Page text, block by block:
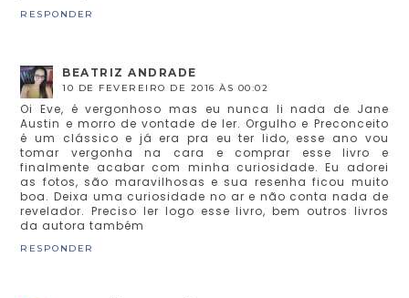
RESPONDER
BEATRIZ ANDRADE
10 DE FEVEREIRO DE 2016 ÀS 00:02
Oi Eve, é vergonhoso mas eu nunca li nada de Jane
Austin e morro de vontade de ler. Orgulho e Preconceito
é um clássico e já era pra eu ter lido, esse ano vou
tomar vergonha na cara e comprar esse livro e
finalmente acabar com minha curiosidade. Eu adorei
as fotos, são maravilhosas e sua resenha ficou muito
boa. Deixa uma curiosidade no ar e não conta nada de
revelador. Preciso ler logo esse livro, bem outros livros
da autora também
RESPONDER